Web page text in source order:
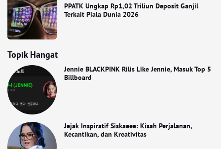
PPATK Ungkap Rp1,02 Triliun Deposit Ganjil
Terkait Piala Dunia 2026
Topik Hangat
Jennie BLACKPINK Rilis Like Jennie, Masuk Top 5
Billboard
Jejak Inspiratif Siskaeee: Kisah Perjalanan,
Kecantikan, dan Kreativitas